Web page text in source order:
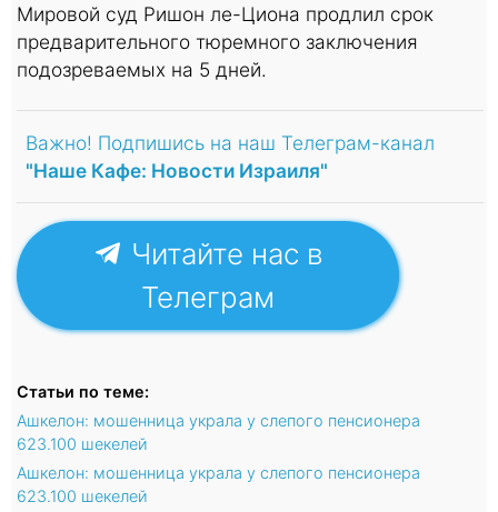
Мировой суд Ришон ле-Циона продлил срок
предварительного тюремного заключения
подозреваемых на 5 дней.
Важно! Подпишись на наш Телеграм-канал
"Наше Кафе: Новости Израиля"
Читайте нас в
Телеграм
Статьи по теме:
Ашкелон: мошенница украла у слепого пенсионера
623.100 шекелей
Ашкелон: мошенница украла у слепого пенсионера
623.100 шекелей